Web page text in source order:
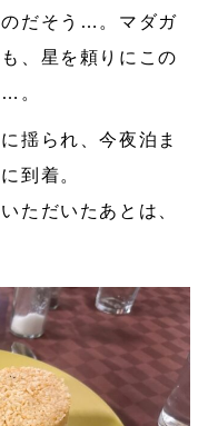
だそう…。マダガ
、星を頼りにこの
。
揺られ、今夜泊ま
到着。
ただいたあとは、